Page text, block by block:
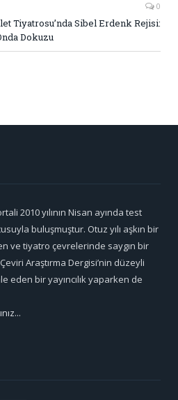
0
Tiyatrosu’nda Sibel Erdenk Rejisi:
Dokuzu
2010 yılının Nisan ayında test
buluşmuştur. Otuz yılı aşkın bir
ve tiyatro çevrelerinde saygın bir
Araştırma Dergisi’nin düzeyli
eden bir yayıncılık yaparken de